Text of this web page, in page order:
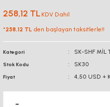
258,12 TL KDV Dahil
*258,12 TL den başlayan taksitlerle!!
Kategori SK-SHF MİL
Stok Kodu SK30
Fiyat 4,50 USD +